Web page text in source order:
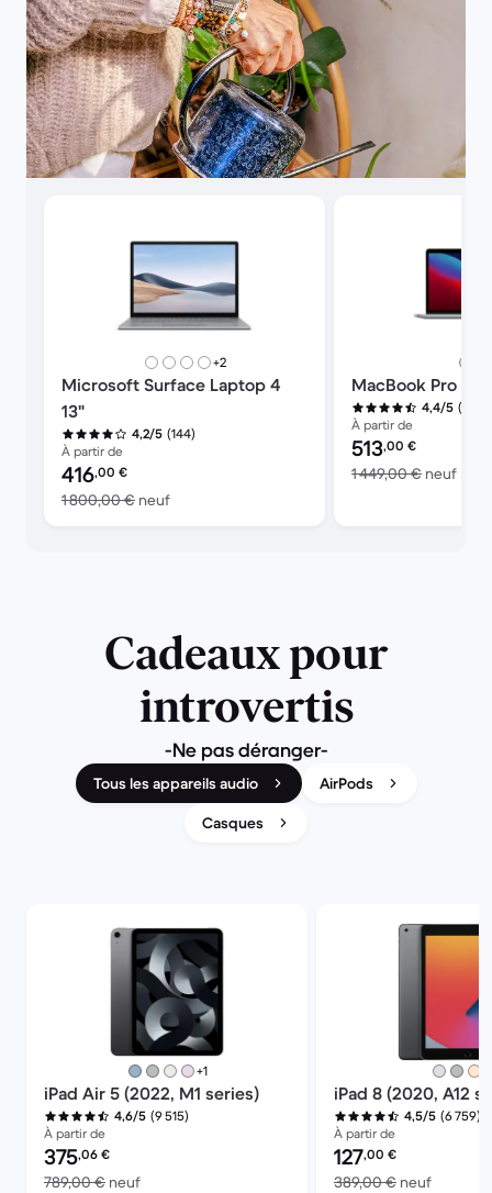
Microsoft Surface Laptop 4
13"
4,2/5 (144)
À partir de
Prix reconditionné :
416,00 €
1 800,00 € neufcontre 1 800,00 € neuf
+2plus de couleurs
MacBook Pro
4,4/5 (7
À partir de
Prix reconditionné :
513,00 €
1 449,00 € neuf
Cadeaux pour
introvertis
-Ne pas déranger-
Tous les appareils audio
AirPods
Casques
iPad Air 5 (2022, M1 series)
4,6/5 (9 515)
À partir de
Prix reconditionné :
375,06 €
789,00 € neufcontre 789,00 € neuf
+1plus de couleurs
iPad 8 (2020, A12
4,5/5 (6 759)
À partir de
Prix reconditionné :
127,00 €
389,00 € neufcontre